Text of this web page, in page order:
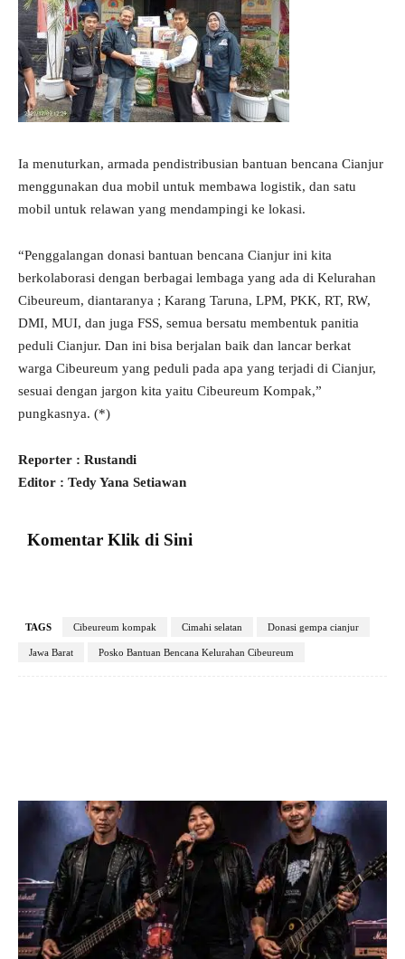
Ia menuturkan, armada pendistribusian bantuan bencana Cianjur
menggunakan dua mobil untuk membawa logistik, dan satu
mobil untuk relawan yang mendampingi ke lokasi.
“Penggalangan donasi bantuan bencana Cianjur ini kita
berkolaborasi dengan berbagai lembaga yang ada di Kelurahan
Cibeureum, diantaranya ; Karang Taruna, LPM, PKK, RT, RW,
DMI, MUI, dan juga FSS, semua bersatu membentuk panitia
peduli Cianjur. Dan ini bisa berjalan baik dan lancar berkat
warga Cibeureum yang peduli pada apa yang terjadi di Cianjur,
sesuai dengan jargon kita yaitu Cibeureum Kompak,”
pungkasnya. (*)
Reporter : Rustandi
Editor : Tedy Yana Setiawan
Komentar Klik di Sini
TAGS Cibeureum kompak Cimahi selatan Donasi gempa cianjur
Jawa Barat Posko Bantuan Bencana Kelurahan Cibeureum